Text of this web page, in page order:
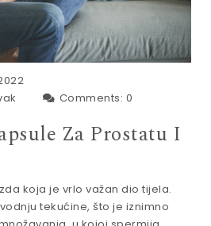
Comments: 0
Za Prostatu I
koja je vrlo važan dio tijela.
tekućine, što je iznimno